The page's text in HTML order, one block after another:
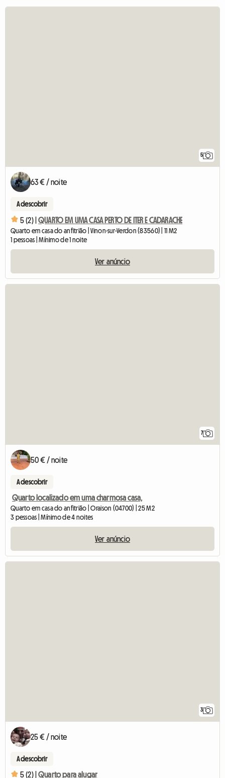
5
63 € / noite
A descobrir
5 (2) | QUARTO EM UMA CASA PERTO DE ITER E CADARACHE
Quarto em casa do anfitrião | Vinon-sur-Verdon (83560) | 11 M2
1 pessoas | Mínimo de 1 noite
Ver anúncio
7
50 € / noite
A descobrir
Quarto localizado em uma charmosa casa,
Quarto em casa do anfitrião | Oraison (04700) | 25 M2
3 pessoas | Mínimo de 4 noites
Ver anúncio
3
25 € / noite
A descobrir
5 (2) | Quarto para alugar